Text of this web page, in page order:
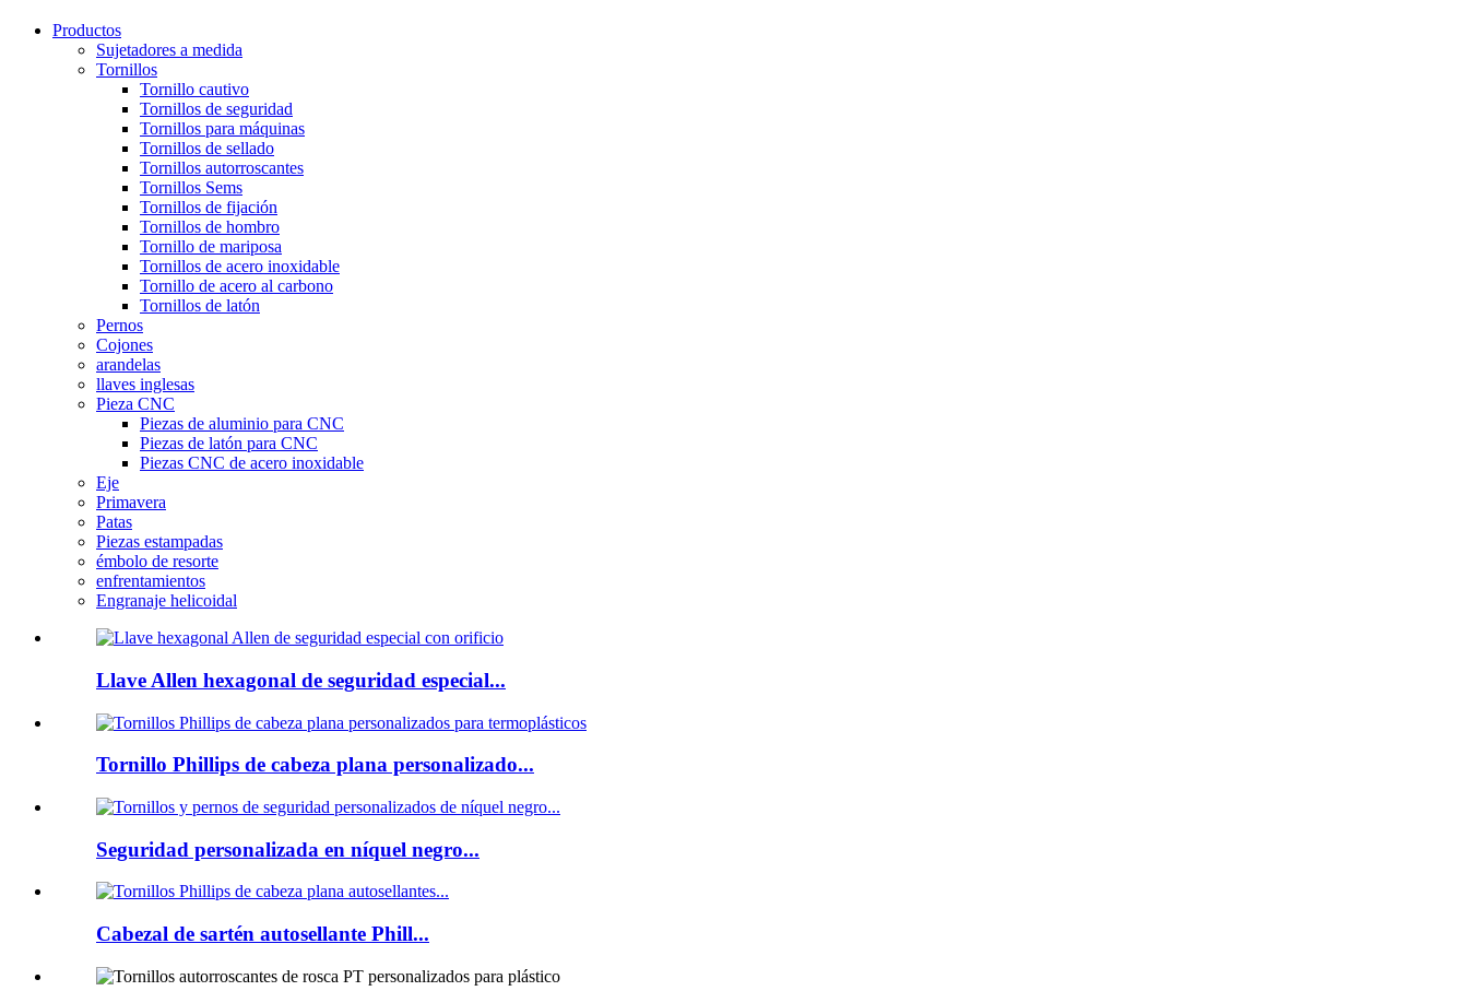
Productos
Sujetadores a medida
Tornillos
Tornillo cautivo
Tornillos de seguridad
Tornillos para máquinas
Tornillos de sellado
Tornillos autorroscantes
Tornillos Sems
Tornillos de fijación
Tornillos de hombro
Tornillo de mariposa
Tornillos de acero inoxidable
Tornillo de acero al carbono
Tornillos de latón
Pernos
Cojones
arandelas
llaves inglesas
Pieza CNC
Piezas de aluminio para CNC
Piezas de latón para CNC
Piezas CNC de acero inoxidable
Eje
Primavera
Patas
Piezas estampadas
émbolo de resorte
enfrentamientos
Engranaje helicoidal
Llave Allen hexagonal de seguridad especial...
Tornillo Phillips de cabeza plana personalizado...
Seguridad personalizada en níquel negro...
Cabezal de sartén autosellante Phill...